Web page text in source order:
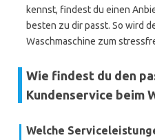
kennst, findest du einen
besten zu dir passt. So wird
Waschmaschine zum
Wie findest du den
Kundenservice beim
Welche